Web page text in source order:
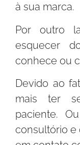
à sua marca.
Por outro
esquecer
conhece ou
Devido ao
mais ter
paciente.
consultório e